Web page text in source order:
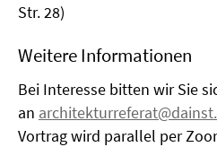
Str. 28)
Weitere Informationen
Bei Interesse bitten wir Sie
an
Vortrag wird parallel per